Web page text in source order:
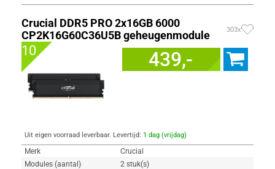
Crucial DDR5 PRO 2x16GB 6000
CP2K16G60C36U5B geheugenmodule
303x
10 439,-
Uit eigen voorraad leverbaar. Levertijd: 1 dag (vrijdag)
Merk
Crucial
Modules (aantal)
2 stuk(s)